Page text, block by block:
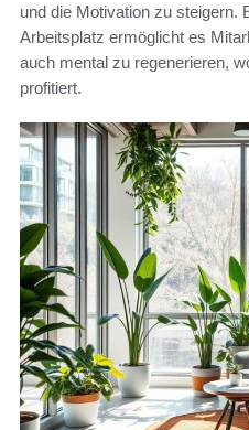
und die Motivation zu steigern.
Arbeitsplatz ermöglicht es
auch mental zu regenerieren,
profitiert.